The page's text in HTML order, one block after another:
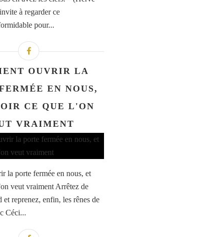
à regarder ce
pour...
OUVRIR LA
EN NOUS,
CE QUE L'ON
VRAIMENT
la porte fermée en nous, et
veut vraiment Arrêtez de
et reprenez, enfin, les rênes de
Céci...